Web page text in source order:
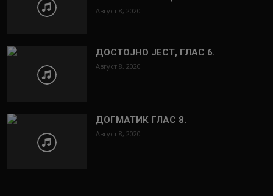
Август 8, 2020
ДОСТОЈНО ЈЕСТ, ГЛАС 6.
Август 8, 2020
ДОГМАТИК ГЛАС 8.
Август 8, 2020